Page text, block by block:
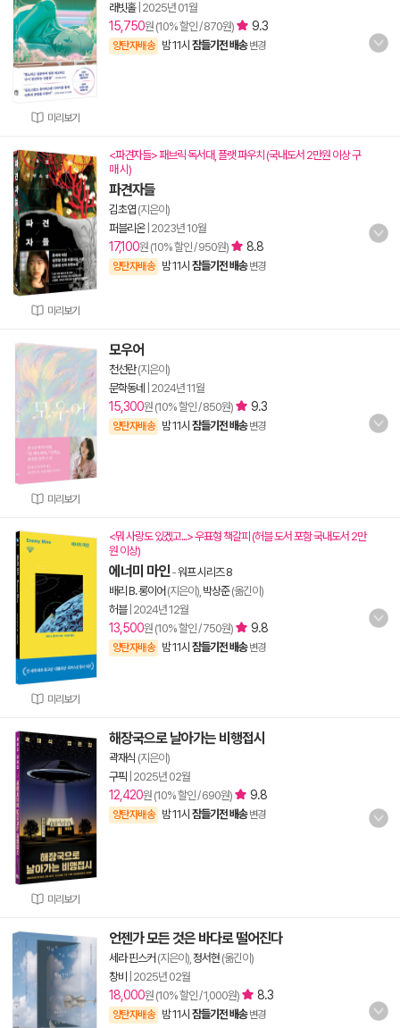
미리보기
래빗홀| 2025년 01월
15,750원 (10% 할인 / 870원) 9.3
양탄자배송 밤 11시 잠들기전 배송 변경
미리보기
<파견자들> 패브릭 독서대, 플랫 파우치 (국내도서 2만원 이상 구
매 시)
파견자들
김초엽 (지은이)
퍼블리온| 2023년 10월
17,100원 (10% 할인 / 950원) 8.8
양탄자배송 밤 11시 잠들기전 배송 변경
미리보기
모우어
천선란(지은이)
문학동네
2024년 11월
15,300원 (10% 할인 / 850원) 9.3
양탄자배송 밤 11시 잠들기전 배송 변경
미리보기
<뭐 사랑도 있겠고...> 우표형 책갈피 (허블 도서 포함 국내도서 2만
원 이상)
에너미 마인-워프 시리즈 8
배리 B. 롱이어 (지은이), 박상준(옮긴이)
허블| 2024년 12월
13,500원 (10% 할인 / 750원) 9.8
양탄자배송 밤 11시 잠들기전 배송 변경
미리보기
해장국으로 날아가는 비행접시
곽재식 (지은이)
구픽 2025년 02월
12,420원 (10% 할인 / 690원) 9.8
양탄자배송 밤 11시 잠들기전 배송 변경
언젠가 모든 것은 바다로 떨어진다
세라 핀스커 (지은이), 정서현 (옮긴이)
창비
2025년 02월
18,000원 (10% 할인 / 1,000원) 8.3
양탄자배송 밤 11시 잠들기전 배송 변경